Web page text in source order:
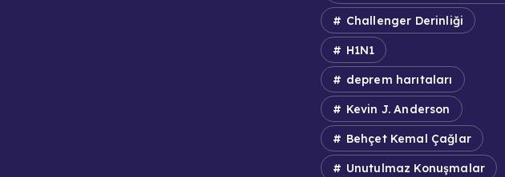
Challenger Derinliği
H1N1
deprem harıtaları
Kevin J. Anderson
Behçet Kemal Çağlar
Unutulmaz Konuşmalar